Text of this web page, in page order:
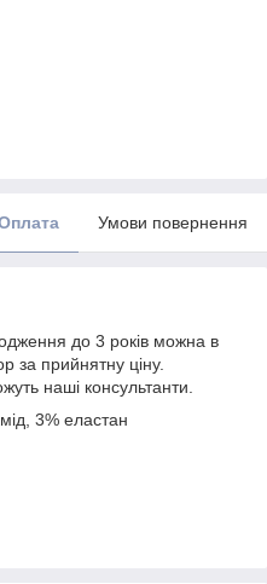
Умови повернення
до 3 років можна в
за прийнятну ціну.
наші консультанти.
3% еластан